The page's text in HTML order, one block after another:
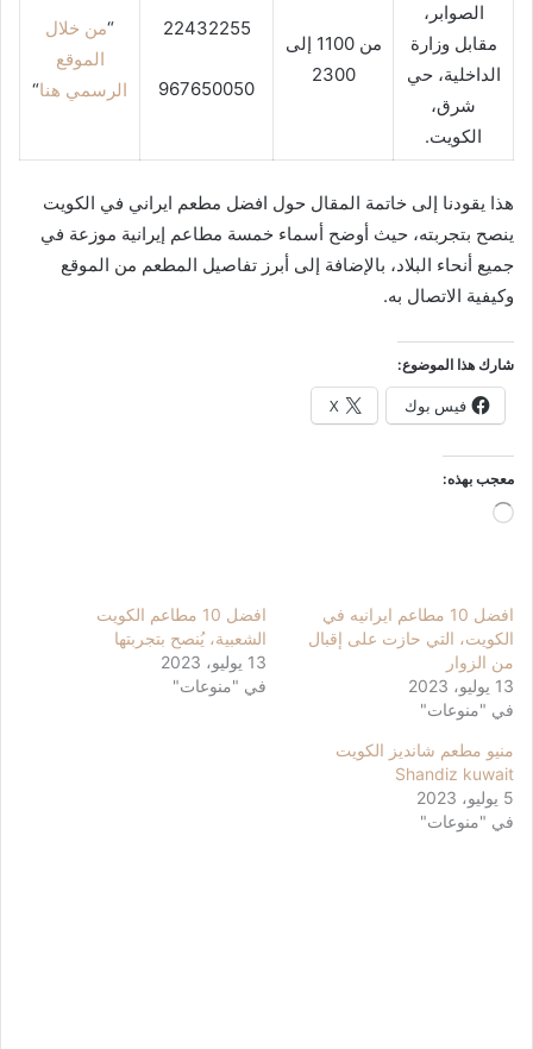
الصوابر،
مقابل وزارة
الداخلية، حي
شرق،
الكويت.
من 1100 إلى
2300
22432255
967650050
“من خلال
الموقع
الرسمي هنا“
هذا يقودنا إلى خاتمة المقال حول افضل مطعم ايراني في الكويت
ينصح بتجربته، حيث أوضح أسماء خمسة مطاعم إيرانية موزعة في
جميع أنحاء البلاد، بالإضافة إلى أبرز تفاصيل المطعم من الموقع
وكيفية الاتصال به.
شارك هذا الموضوع:
فيس بوك X
معجب بهذه:
جاري
افضل 10 مطاعم ايرانيه في
الكويت، التي حازت على إقبال
من الزوار
13 يوليو، 2023
في "منوعات"
افضل 10 مطاعم الكويت
الشعبية، يُنصح بتجربتها
13 يوليو، 2023
في "منوعات"
منيو مطعم شانديز الكويت
Shandiz kuwait
5 يوليو، 2023
في "منوعات"